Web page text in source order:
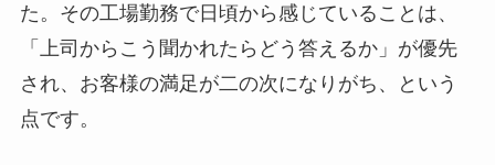
た。その工場勤務で日頃から感じていることは、
「上司からこう聞かれたらどう答えるか」が優先
され、お客様の満足が二の次になりがち、という
点です。